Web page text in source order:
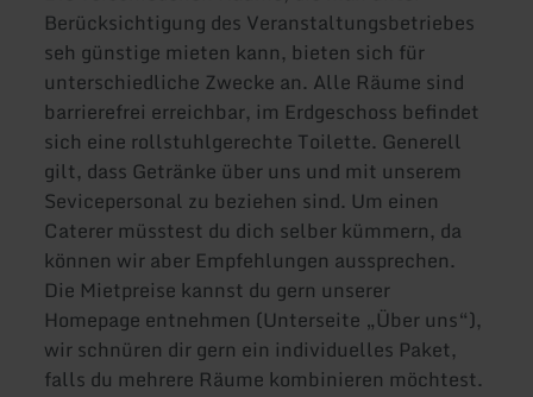
Berücksichtigung des Veranstaltungsbetriebes
seh günstige mieten kann, bieten sich für
unterschiedliche Zwecke an. Alle Räume sind
barrierefrei erreichbar, im Erdgeschoss befindet
sich eine rollstuhlgerechte Toilette. Generell
gilt, dass Getränke über uns und mit unserem
Sevicepersonal zu beziehen sind. Um einen
Caterer müsstest du dich selber kümmern, da
können wir aber Empfehlungen aussprechen.
Die Mietpreise kannst du gern unserer
Homepage entnehmen (Unterseite „Über uns“),
wir schnüren dir gern ein individuelles Paket,
falls du mehrere Räume kombinieren möchtest.